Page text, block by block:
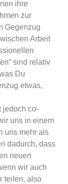
ihre
zur
Gegenzug
Arbeit
sind relativ
Du
etwas,
jedoch co-
uns in einem
uns mehr als
dadurch, dass
neuen
wir auch
teilen, also